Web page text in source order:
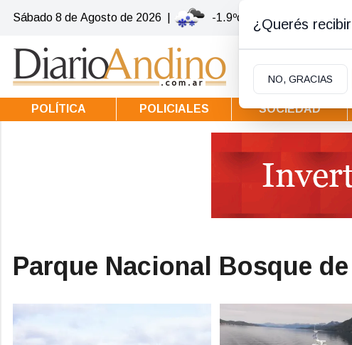
Sábado 8 de Agosto de 2026 -1.9ºc | Villa la Angostura
POLÍTICA POLICIALES SOCIEDAD
Parque Nacional Bosque
¿Querés
NO, GRACIAS